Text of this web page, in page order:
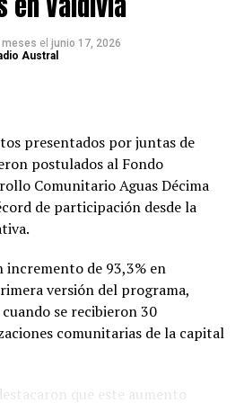
Tejidos deja atrás el formato
para poner el patrimonio
la experiencia. La propuesta de
de productos sea parte de
de INDAP Los Ríos,
esta nueva etapa busca
la comunidad y los oficios
la Expo Tejidos nos plantea el
junto a nuestras
no solo abrimos las puertas de
sino que inauguramos
con nuestra historia viva”,
meses el junio 17, 2026
Austral
presentados por juntas de
postulados al Fondo
Comunitario Aguas Décima
de participación desde la
de 93,3% en
versión del programa,
se recibieron 30
comunitarias de la capital
que este aumento